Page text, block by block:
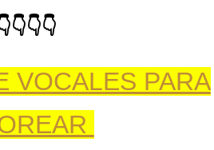
VOCALES PARA